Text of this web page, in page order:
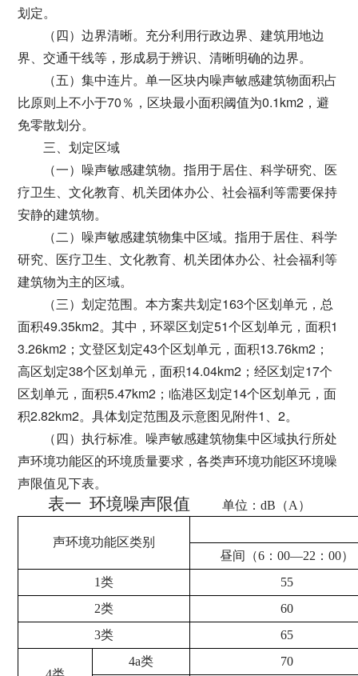
划定。
（四）边界清晰。充分利用行政边界、建筑用地边
界、交通干线等，形成易于辨识、清晰明确的边界。
（五）集中连片。单一区块内噪声敏感建筑物面积占
比原则上不小于70％，区块最小面积阈值为0.1km2，避
免零散划分。
三、划定区域
（一）噪声敏感建筑物。指用于居住、科学研究、医
疗卫生、文化教育、机关团体办公、社会福利等需要保持
安静的建筑物。
（二）噪声敏感建筑物集中区域。指用于居住、科学
研究、医疗卫生、文化教育、机关团体办公、社会福利等
建筑物为主的区域。
（三）划定范围。本方案共划定163个区划单元，总
面积49.35km2。其中，环翠区划定51个区划单元，面积1
3.26km2；文登区划定43个区划单元，面积13.76km2；
高区划定38个区划单元，面积14.04km2；经区划定17个
区划单元，面积5.47km2；临港区划定14个区划单元，面
积2.82km2。具体划定范围及示意图见附件1、2。
（四）执行标准。噪声敏感建筑物集中区域执行所处
声环境功能区的环境质量要求，各类声环境功能区环境噪
声限值见下表。
表一 环境噪声限值 单位： dB （A ）
声环境功能区类别
昼间（6： 00—22 ： 00）
1类
55
2类
60
3类 65
4a类
70